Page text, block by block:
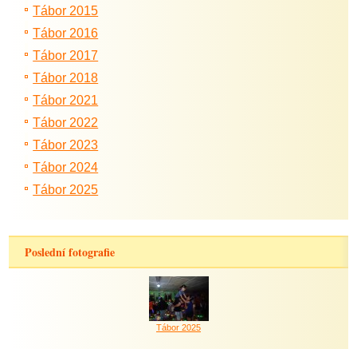
Tábor 2015
Tábor 2016
Tábor 2017
Tábor 2018
Tábor 2021
Tábor 2022
Tábor 2023
Tábor 2024
Tábor 2025
Poslední fotografie
Tábor 2025